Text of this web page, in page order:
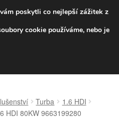
od 139,-Kč
16 704 494 494
Turba
1.6 HDI
HDI 80KW 9663199280
poskytli co nejlepší zážitek z
cookie používáme, nebo je